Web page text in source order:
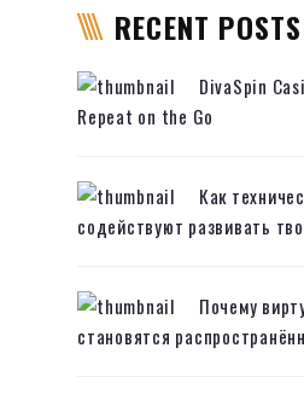
RECENT POSTS
DivaSpin
Repeat on the Go
Как
содействуют развивать
Почему
становятся